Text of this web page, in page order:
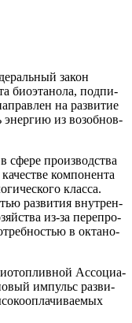
закон
био­эта­но­ла, под­пи­
на раз­ви­тие
энер­гию из воз­об­нов­
сфе­ре про­из­вод­ства
ком­по­нен­та
клас­са.
раз­ви­тия внут­рен­
из‑за пере­про­
в окта­но­
Ассо­ци­а­
импульс раз­ви­